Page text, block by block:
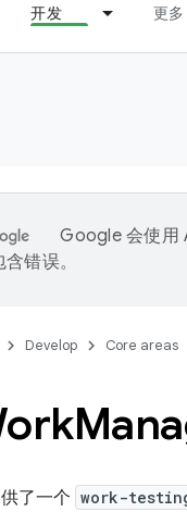
开发 更多
Google 会使用
错误。
Develop Core areas
了一个 work-